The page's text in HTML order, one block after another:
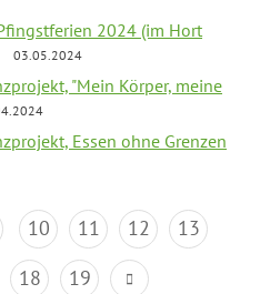
2024 (im Hort
03.05.2024
"Mein Körper, meine
Essen ohne Grenzen
10 11 12
13
18 19